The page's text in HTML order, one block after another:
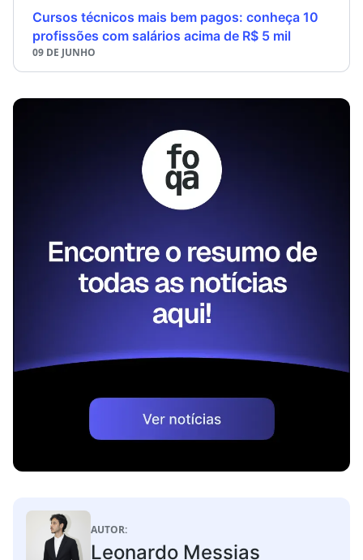
Cursos técnicos mais bem pagos: conheça 10
profissões com salários acima de R$ 5 mil
09 DE JUNHO
AUTOR:
Leonardo Messias